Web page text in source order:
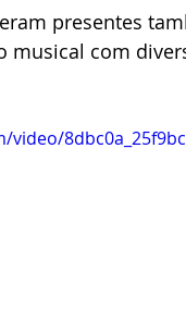
presentes
musical com